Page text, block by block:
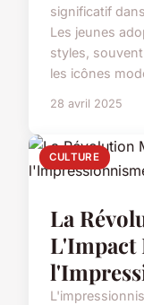
significatif
Les jeunes
styles,
les icônes
28 avril 2025
CULTURE
La
L'Impact